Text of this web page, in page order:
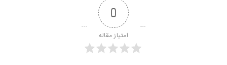
0
امتیاز مقاله